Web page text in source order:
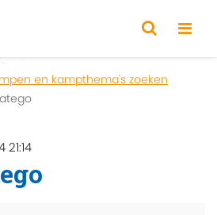
en kampthema's zoeken